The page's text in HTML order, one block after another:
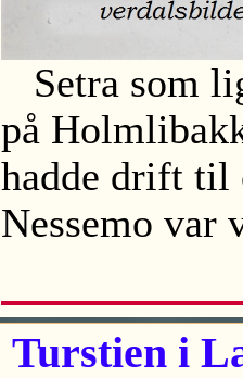
Setra som
på
hadde drift til
Nessemo
Turstien i